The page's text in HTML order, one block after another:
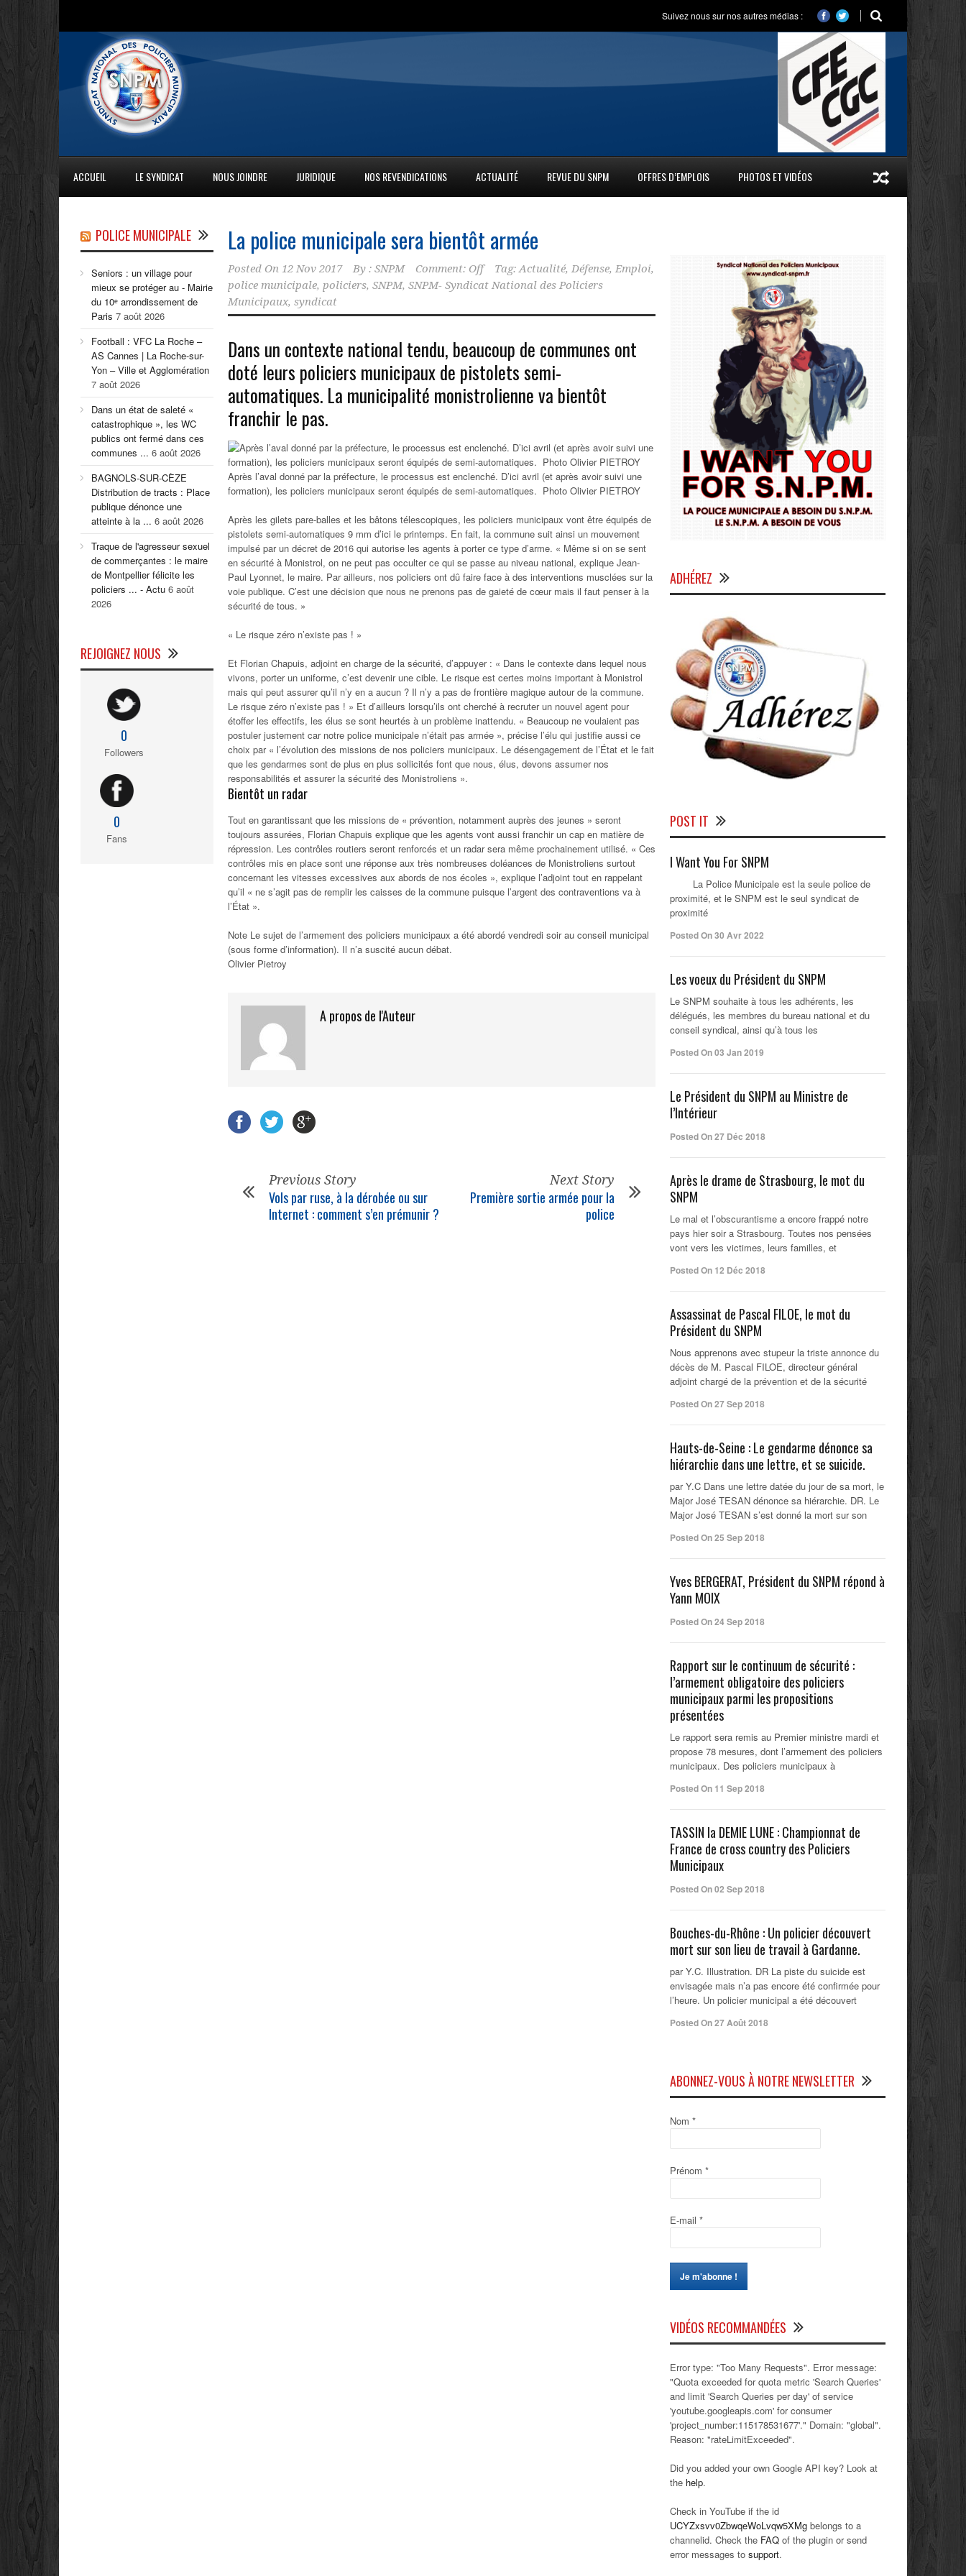
Suivez nous sur nos autres médias :
ACCUEIL LE SYNDICAT NOUS JOINDRE JURIDIQUE NOS REVENDICATIONS ACTUALITÉ REVUE DU SNPM OFFRES D’EMPLOIS PHOTOS ET VIDÉOS
La police municipale sera bientôt armée
Posted On 12 Nov 2017 By : SNPM Comment: Off Tag: Actualité, Défense, Emploi,
police municipale, policiers, SNPM, SNPM- Syndicat National des Policiers
Municipaux, syndicat
Dans un contexte national tendu, beaucoup de communes ont
doté leurs policiers municipaux de pistolets semi-
automatiques. La municipalité monistrolienne va bientôt
franchir le pas.
Après l’aval donné par la préfecture, le processus est enclenché. D’ici avril (et après avoir suivi une
formation), les policiers municipaux seront équipés de semi-automatiques. Photo Olivier PIETROY
Après les gilets pare-balles et les bâtons télescopiques, les policiers municipaux vont être équipés de
pistolets semi-automatiques 9 mm d’ici le printemps. En fait, la commune suit ainsi un mouvement
impulsé par un décret de 2016 qui autorise les agents à porter ce type d’arme. « Même si on se sent
en sécurité à Monistrol, on ne peut pas occulter ce qui se passe au niveau national, explique Jean-
Paul Lyonnet, le maire. Par ailleurs, nos policiers ont dû faire face à des interventions musclées sur la
voie publique. C’est une décision que nous ne prenons pas de gaieté de cœur mais il faut penser à la
sécurité de tous. »
« Le risque zéro n’existe pas ! »
Et Florian Chapuis, adjoint en charge de la sécurité, d’appuyer : « Dans le contexte dans lequel nous
vivons, porter un uniforme, c’est devenir une cible. Le risque est certes moins important à Monistrol
mais qui peut assurer qu’il n’y en a aucun ? Il n’y a pas de frontière magique autour de la commune.
Le risque zéro n’existe pas ! » Et d’ailleurs lorsqu’ils ont cherché à recruter un nouvel agent pour
étoffer les effectifs, les élus se sont heurtés à un problème inattendu. « Beaucoup ne voulaient pas
postuler justement car notre police municipale n’était pas armée », précise l’élu qui justifie aussi ce
choix par « l’évolution des missions de nos policiers municipaux. Le désengagement de l’État et le fait
que les gendarmes sont de plus en plus sollicités font que nous, élus, devons assumer nos
responsabilités et assurer la sécurité des Monistroliens ».
Bientôt un radar
Tout en garantissant que les missions de « prévention, notamment auprès des jeunes » seront
toujours assurées, Florian Chapuis explique que les agents vont aussi franchir un cap en matière de
répression. Les contrôles routiers seront renforcés et un radar sera même prochainement utilisé. « Ces
contrôles mis en place sont une réponse aux très nombreuses doléances de Monistroliens surtout
concernant les vitesses excessives aux abords de nos écoles », explique l’adjoint tout en rappelant
qu’il « ne s’agit pas de remplir les caisses de la commune puisque l’argent des contraventions va à
l’État ».
Note Le sujet de l’armement des policiers municipaux a été abordé vendredi soir au conseil municipal
(sous forme d’information). Il n’a suscité aucun débat.
Olivier Pietroy
A propos de l'Auteur
Previous Story
Vols par ruse, à la dérobée ou sur
Internet : comment s’en prémunir ?
Next Story
Première sortie armée pour la
police
POLICE MUNICIPALE
Seniors : un village pour
mieux se protéger au - Mairie
du 10ᵉ arrondissement de
Paris 7 août 2026
Football : VFC La Roche –
AS Cannes | La Roche-sur-
Yon – Ville et Agglomération
7 août 2026
Dans un état de saleté «
catastrophique », les WC
publics ont fermé dans ces
communes ... 6 août 2026
BAGNOLS-SUR-CÈZE
Distribution de tracts : Place
publique dénonce une
atteinte à la ... 6 août 2026
Traque de l'agresseur sexuel
de commerçantes : le maire
de Montpellier félicite les
policiers ... - Actu 6 août
2026
REJOIGNEZ NOUS
0
Followers
0
Fans
ADHÉREZ
POST IT
I Want You For SNPM
La Police Municipale est la seule police de
proximité, et le SNPM est le seul syndicat de
proximité
Posted On 30 Avr 2022
Les voeux du Président du SNPM
Le SNPM souhaite à tous les adhérents, les
délégués, les membres du bureau national et du
conseil syndical, ainsi qu’à tous les
Posted On 03 Jan 2019
Le Président du SNPM au Ministre de
l’Intérieur
Posted On 27 Déc 2018
Après le drame de Strasbourg, le mot du
SNPM
Le mal et l’obscurantisme a encore frappé notre
pays hier soir a Strasbourg. Toutes nos pensées
vont vers les victimes, leurs familles, et
Posted On 12 Déc 2018
Assassinat de Pascal FILOE, le mot du
Président du SNPM
Nous apprenons avec stupeur la triste annonce du
décès de M. Pascal FILOE, directeur général
adjoint chargé de la prévention et de la sécurité
Posted On 27 Sep 2018
Hauts-de-Seine : Le gendarme dénonce sa
hiérarchie dans une lettre, et se suicide.
par Y.C Dans une lettre datée du jour de sa mort, le
Major José TESAN dénonce sa hiérarchie. DR. Le
Major José TESAN s’est donné la mort sur son
Posted On 25 Sep 2018
Yves BERGERAT, Président du SNPM répond à
Yann MOIX
Posted On 24 Sep 2018
Rapport sur le continuum de sécurité :
l’armement obligatoire des policiers
municipaux parmi les propositions
présentées
Le rapport sera remis au Premier ministre mardi et
propose 78 mesures, dont l’armement des policiers
municipaux. Des policiers municipaux à
Posted On 11 Sep 2018
TASSIN la DEMIE LUNE : Championnat de
France de cross country des Policiers
Municipaux
Posted On 02 Sep 2018
Bouches-du-Rhône : Un policier découvert
mort sur son lieu de travail à Gardanne.
par Y.C. Illustration. DR La piste du suicide est
envisagée mais n’a pas encore été confirmée pour
l’heure. Un policier municipal a été découvert
Posted On 27 Août 2018
ABONNEZ-VOUS À NOTRE NEWSLETTER
Nom *
Prénom *
E-mail *
VIDÉOS RECOMMANDÉES
Error type: "Too Many Requests". Error message:
"Quota exceeded for quota metric 'Search Queries'
and limit 'Search Queries per day' of service
'youtube.googleapis.com' for consumer
'project_number:115178531677'." Domain: "global".
Reason: "rateLimitExceeded".
Did you added your own Google API key? Look at
the help.
Check in YouTube if the id
UCYZxsvv0ZbwqeWoLvqw5XMg belongs to a
channelid. Check the FAQ of the plugin or send
error messages to support.